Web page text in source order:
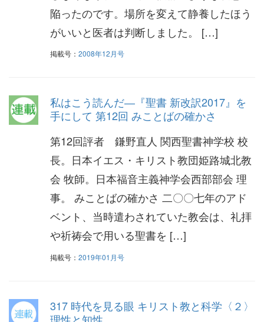
陥ったのです。場所を変えて静養したほう
がいいと医者は判断しました。 […]
掲載号： 2008年12月号
私はこう読んだ―『聖書 新改訳2017』を
手にして 第12回 みことばの確かさ
第12回評者 鎌野直人 関西聖書神学校 校
長。日本イエス・キリスト教団姫路城北教
会 牧師。日本福音主義神学会西部部会 理
事。 みことばの確かさ 二〇〇七年のアド
ベント、当時遣わされていた教会は、礼拝
や祈祷会で用いる聖書を […]
掲載号： 2019年01月号
317 時代を見る眼 キリスト教と科学〈２〉
理性と知性